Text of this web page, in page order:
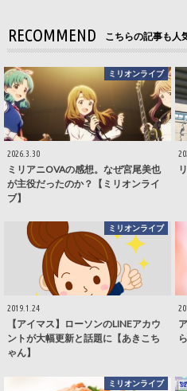
RECOMMEND こちらの記事も人
ミリオンライブ
2026.3.30
ミリアニOVAの感想。なぜ宮尾美也
が主役だったのか？【ミリオンライ
ブ】
ミリオンライブ
2019.1.24
【アイマス】ローソンのLINEアカウ
ントが大幅更新と話題に【あきこち
ゃん】
ミリオンライブ